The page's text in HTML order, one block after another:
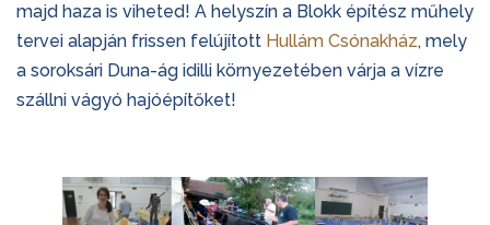
majd haza is viheted! A helyszín a Blokk építész műhely
tervei alapján frissen felújított Hullám Csónakház, mely
a soroksári Duna-ág idilli környezetében várja a vízre
szállni vágyó hajóépítőket!